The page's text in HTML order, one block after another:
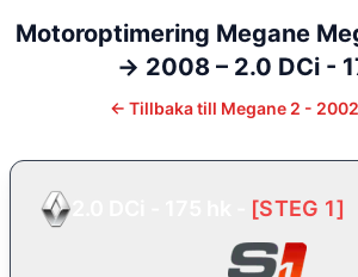
Motoroptimering Megane
-> 2008– 2.0 DCi -
← Tillbaka till Megane 2 -
[STEG 1]